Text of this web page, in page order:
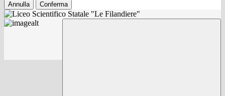
Annulla Conferma